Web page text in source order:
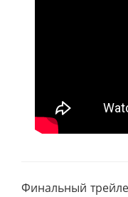
Финальный